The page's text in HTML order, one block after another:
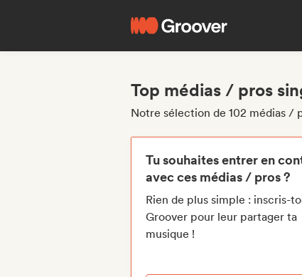
Top médias / pros
Notre sélection de 102 médias /
Tu souhaites entrer en
avec ces médias / pros ?
Rien de plus simple : inscris-
Groover pour leur partager ta
musique !